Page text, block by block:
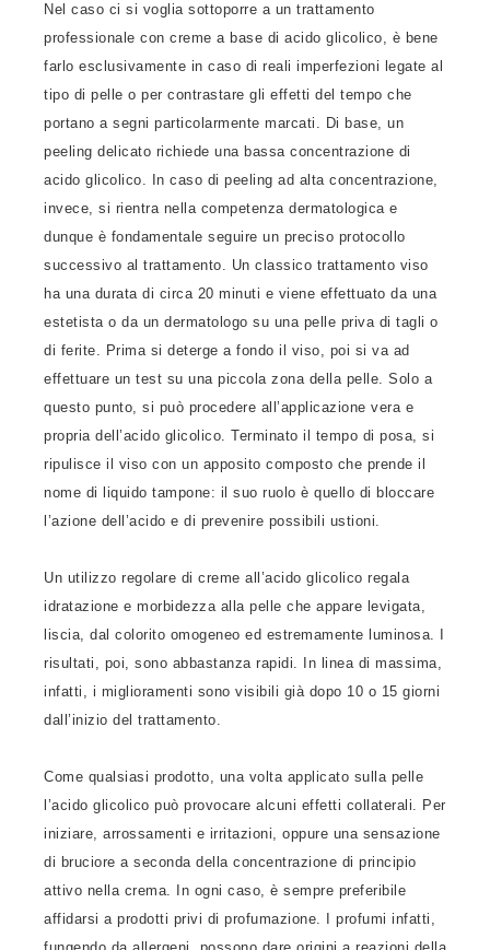
Nel caso ci si voglia sottoporre a un trattamento
professionale con creme a base di acido glicolico, è bene
farlo esclusivamente in caso di reali imperfezioni legate al
tipo di pelle o per contrastare gli effetti del tempo che
portano a segni particolarmente marcati. Di base, un
peeling delicato richiede una bassa concentrazione di
acido glicolico. In caso di peeling ad alta concentrazione,
invece, si rientra nella competenza dermatologica e
dunque è fondamentale seguire un preciso protocollo
successivo al trattamento. Un classico trattamento viso
ha una durata di circa 20 minuti e viene effettuato da una
estetista o da un dermatologo su una pelle priva di tagli o
di ferite. Prima si deterge a fondo il viso, poi si va ad
effettuare un test su una piccola zona della pelle. Solo a
questo punto, si può procedere all’applicazione vera e
propria dell’acido glicolico. Terminato il tempo di posa, si
ripulisce il viso con un apposito composto che prende il
nome di liquido tampone: il suo ruolo è quello di bloccare
l’azione dell’acido e di prevenire possibili ustioni.
Un utilizzo regolare di creme all’acido glicolico regala
idratazione e morbidezza alla pelle che appare levigata,
liscia, dal colorito omogeneo ed estremamente luminosa. I
risultati, poi, sono abbastanza rapidi. In linea di massima,
infatti, i miglioramenti sono visibili già dopo 10 o 15 giorni
dall’inizio del trattamento.
Come qualsiasi prodotto, una volta applicato sulla pelle
l’acido glicolico può provocare alcuni effetti collaterali. Per
iniziare, arrossamenti e irritazioni, oppure una sensazione
di bruciore a seconda della concentrazione di principio
attivo nella crema. In ogni caso, è sempre preferibile
affidarsi a prodotti privi di profumazione. I profumi infatti,